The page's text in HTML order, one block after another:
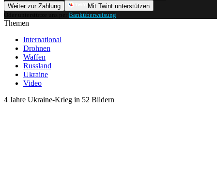
Weiter zur Zahlung
Mit Twint unterstützen
Oder unterstütze uns per Banküberweisung
Themen
International
Drohnen
Waffen
Russland
Ukraine
Video
4 Jahre Ukraine-Krieg in 52 Bildern